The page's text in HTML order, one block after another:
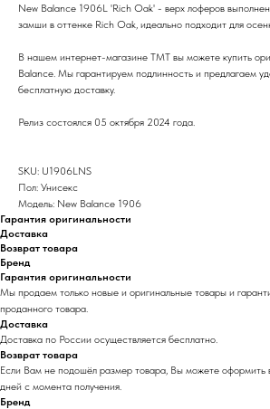
New Balance 1906L 'Rich Oak' - верх лоферов
замши в оттенке Rich Oak, идеально подходит для
В нашем интернет-магазине TMT вы можете купить
Balance. Мы гарантируем подлинность и предлагаем
бесплатную доставку.
Релиз состоялся 05 октября 2024 года.
SKU: U1906LNS
Пол: Унисекс
Модель: New Balance 1906
Гарантия оригинальности
Доставка
Возврат товара
Бренд
Гарантия оригинальности
Мы продаем только новые и оригинальные товары и
проданного товара.
Доставка
Доставка по России осуществляется бесплатно.
Возврат товара
Если Вам не подошёл размер товара, Вы можете оформить
дней с момента получения.
Бренд